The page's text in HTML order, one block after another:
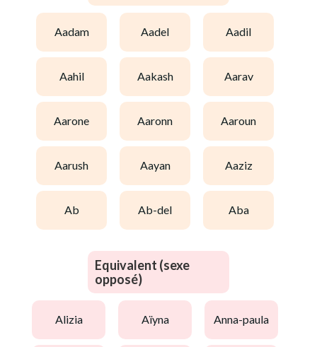
aadam aadel aadil
aahil aakash aarav
aarone aaronn aaroun
aarush aayan aaziz
ab ab-del aba
Equivalent (sexe
opposé)
alizia aïyna anna-paula